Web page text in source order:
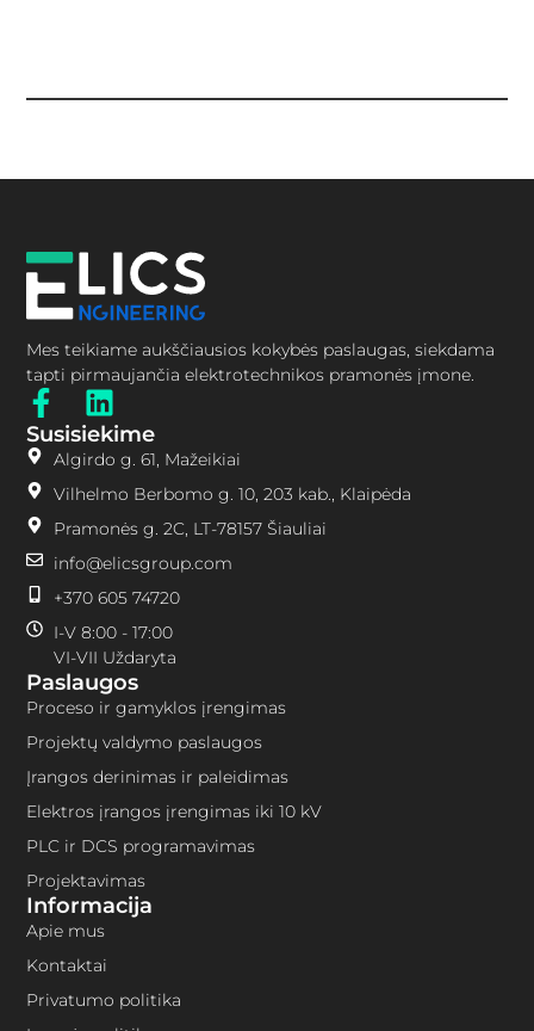
Mes teikiame aukščiausios kokybės paslaugas, siekdama
tapti pirmaujančia elektrotechnikos pramonės įmone.
Paslaugos
Proceso ir gamyklos įrengimas
Projektų valdymo paslaugos
Įrangos derinimas ir paleidimas
Elektros įrangos įrengimas iki 10 kV
PLC ir DCS programavimas
Projektavimas
Informacija
Apie mus
Kontaktai
Privatumo politika
Susisiekime
Algirdo g. 61, Mažeikiai
Vilhelmo Berbomo g. 10, 203 kab., Klaipėda
Pramonės g. 2C, LT-78157 Šiauliai
info@elicsgroup.com
+370 605 74720
I-V 8:00 - 17:00
VI-VII Uždaryta